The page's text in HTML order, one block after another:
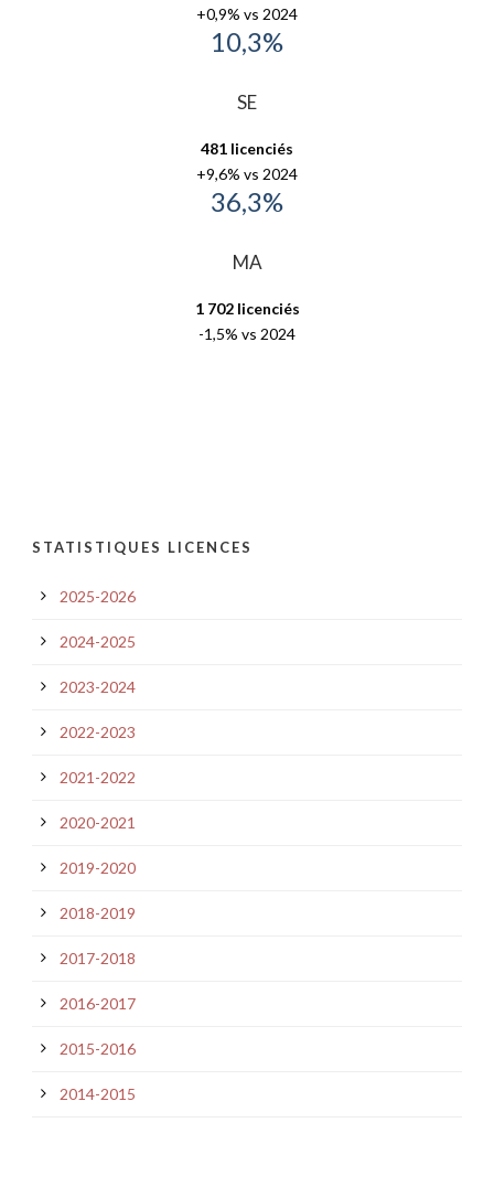
+0,9% vs 2024
10,3%
SE
481 licenciés
+9,6% vs 2024
36,3%
MA
1 702 licenciés
-1,5% vs 2024
STATISTIQUES LICENCES
2025-2026
2024-2025
2023-2024
2022-2023
2021-2022
2020-2021
2019-2020
2018-2019
2017-2018
2016-2017
2015-2016
2014-2015